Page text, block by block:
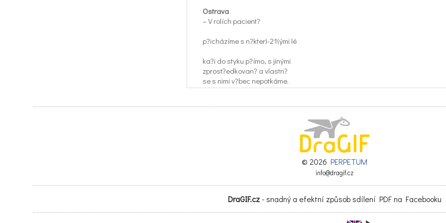
Ostrava
– V rolích pacient?
p?icházíme s n?kter)-21(ými lé
ka?i do styku p?ímo, s jinými
zprost?edkovan? a vlastn?
se s nimi v?bec nepotkáme.
P?esto jsou pro ná\022 nemén?
vd??íme za mnohé. N)11(ez?ídka i
bor s.r.o., která sídlí v)15(e blezské
slufby v rozsahu cel\203ho spek-
© 2026 PERPETUM
info@dragif.cz
DraGIF.cz- snadný a efektní způsob sdílení PDF na Facebooku